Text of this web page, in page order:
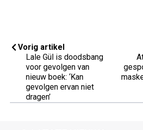
Vorig artikel
Lale Gül is doodsbang
voor gevolgen van
nieuw boek: ‘Kan
gevolgen ervan niet
dragen’